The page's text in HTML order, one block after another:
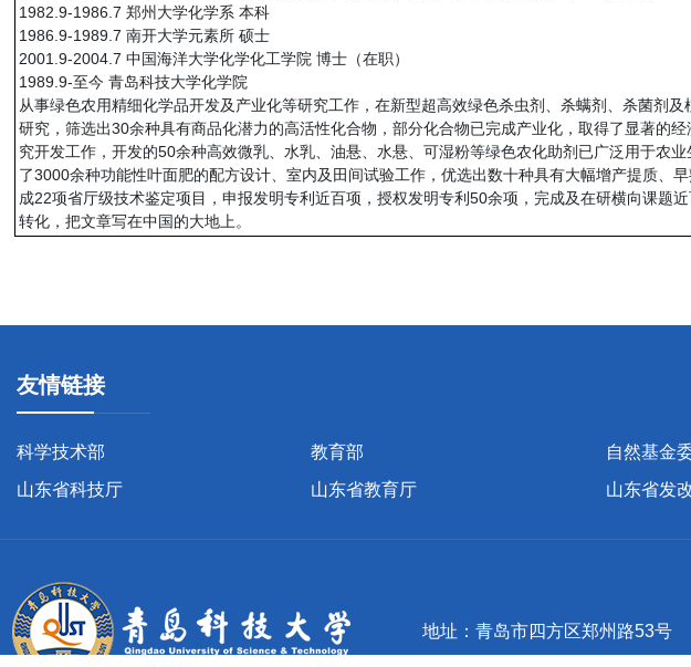
1982.9-1986.7 郑州大学化学系 本科
1986.9-1989.7 南开大学元素所 硕士
2001.9-2004.7 中国海洋大学化学化工学院 博士（在职）
1989.9-至今 青岛科技大学化学院
从事绿色农用精细化学品开发及产业化等研究工作，在新型超高效绿色杀虫剂、杀螨剂、杀菌剂
研究，筛选出30余种具有商品化潜力的高活性化合物，部分化合物已完成产业化，取得了显著的
究开发工作，开发的50余种高效微乳、水乳、油悬、水悬、可湿粉等绿色农化助剂已广泛用于农
了3000余种功能性叶面肥的配方设计、室内及田间试验工作，优选出数十种具有大幅增产提质、
成22项省厅级技术鉴定项目，申报发明专利近百项，授权发明专利50余项，完成及在研横向课题
转化，把文章写在中国的大地上。
友情链接
科学技术部 教育部 自然基金
山东省科技厅
山东省教育厅 山东省发
地址：青岛市四方区郑州路53